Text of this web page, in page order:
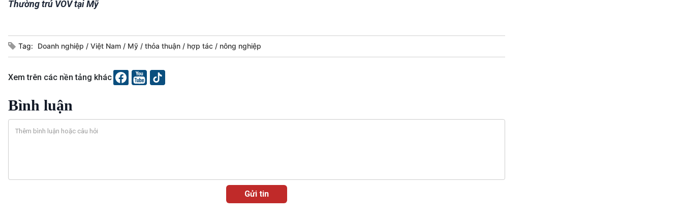
Thường trú VOV tại Mỹ
Tag: Doanh nghiệp Việt Nam Mỹ thỏa thuận hợp tác nông nghiệp
Xem trên các nền tảng khác
Bình luận